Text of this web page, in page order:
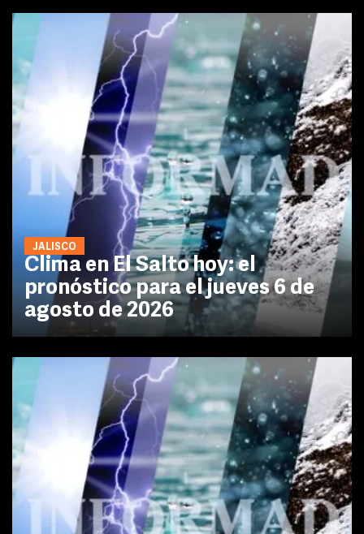
JALISCO
Clima en El Salto hoy: el
pronóstico para el jueves 6 de
agosto de 2026